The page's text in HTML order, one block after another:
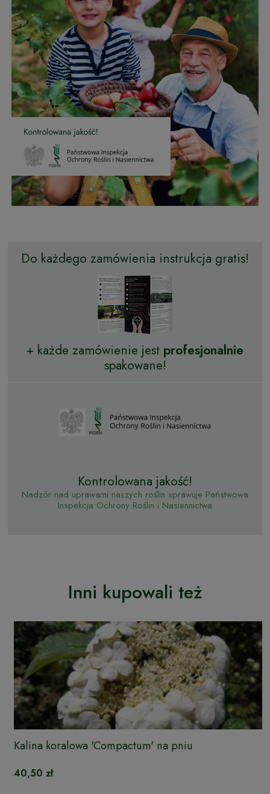
Do każdego zamówienia instrukcja gratis!
+ każde zamówienie jest profesjonalnie
spakowane!
Kontrolowana jakość!
Nadzór nad uprawami naszych roślin sprawuje Państwowa
Inspekcja Ochrony Roślin i Nasiennictwa
Inni kupowali też
Kalina koralowa 'Compactum' na pniu
40,50 zł